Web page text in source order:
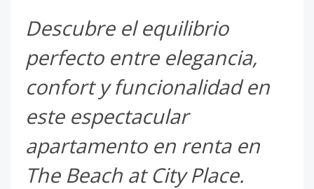
Descubre el equilibrio
perfecto entre elegancia,
confort y funcionalidad en
este espectacular
apartamento en renta en
The Beach at City Place.